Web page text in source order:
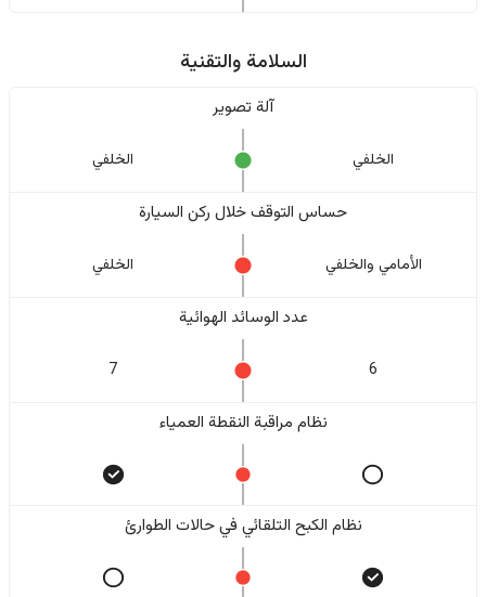
السلامة والتقنية
آلة تصوير
الخلفي الخلفي
حساس التوقف خلال ركن السيارة
الأمامي والخلفي الخلفي
عدد الوسائد الهوائية
6
7
نظام مراقبة النقطة العمياء
نظام الكبح التلقائي في حالات الطوارئ